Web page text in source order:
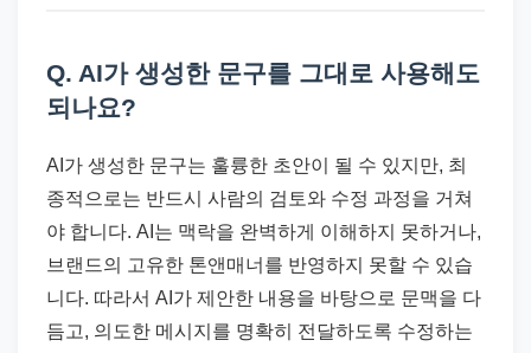
Q. AI가 생성한 문구를 그대로 사용해도
되나요?
AI가 생성한 문구는 훌륭한 초안이 될 수 있지만, 최
종적으로는 반드시 사람의 검토와 수정 과정을 거쳐
야 합니다. AI는 맥락을 완벽하게 이해하지 못하거나,
브랜드의 고유한 톤앤매너를 반영하지 못할 수 있습
니다. 따라서 AI가 제안한 내용을 바탕으로 문맥을 다
듬고, 의도한 메시지를 명확히 전달하도록 수정하는